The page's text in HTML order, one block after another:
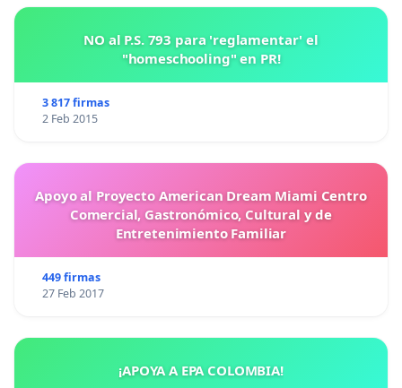
NO al P.S. 793 para 'reglamentar' el
"homeschooling" en PR!
3 817 firmas
2 Feb 2015
Apoyo al Proyecto American Dream Miami Centro
Comercial, Gastronómico, Cultural y de
Entretenimiento Familiar
449 firmas
27 Feb 2017
¡APOYA A EPA COLOMBIA!